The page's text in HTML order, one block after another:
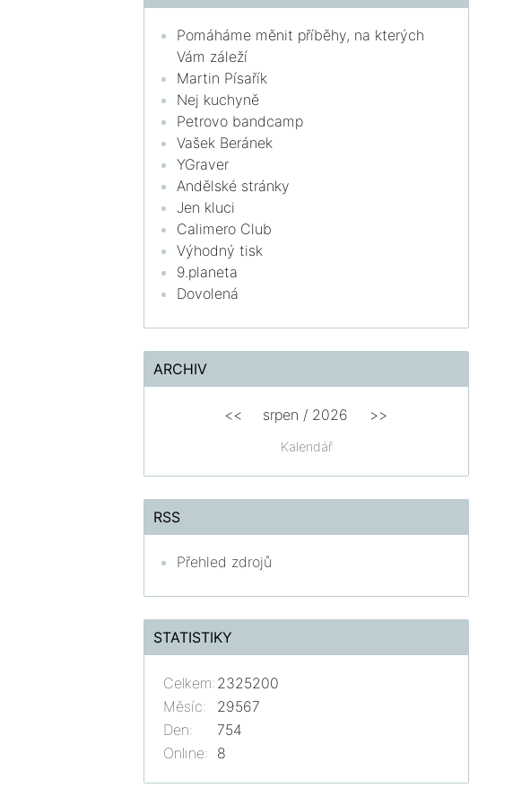
Pomáháme měnit příběhy, na kterých
Vám záleží
Martin Písařík
Nej kuchyně
Petrovo bandcamp
Vašek Beránek
YGraver
Andělské stránky
Jen kluci
Calimero Club
Výhodný tisk
9.planeta
Dovolená
ARCHIV
Kalendář
<< srpen / 2026 >>
RSS
Přehled zdrojů
STATISTIKY
Online: 8
Celkem: 2325200
Měsíc:
29567
Den:
754